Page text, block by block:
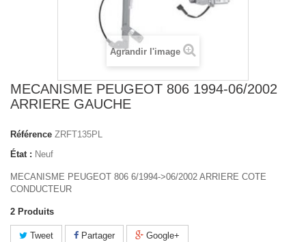
Agrandir l'image
MECANISME PEUGEOT 806 1994-06/2002
ARRIERE GAUCHE
Référence ZRFT135PL
État : Neuf
MECANISME PEUGEOT 806 6/1994->06/2002 ARRIERE COTE
CONDUCTEUR
2 Produits
Tweet Partager Google+